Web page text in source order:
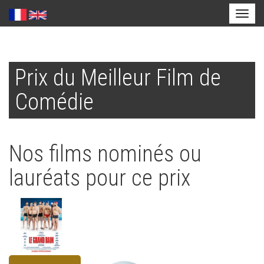
contenu
principal
Prix du Meilleur Film de
Comédie
Nos films nominés ou
lauréats pour ce prix